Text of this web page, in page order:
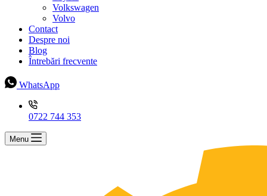
Volkswagen
Volvo
Contact
Despre noi
Blog
Întrebări frecvente
WhatsApp
0722 744 353
Menu